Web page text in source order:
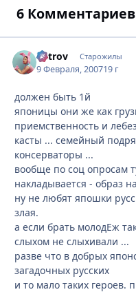
6 Комментариев
Vetrov Старожилы
9 Февраля, 200719 г
должен быть 1й
японицы они же как
приемственность и
касты ... семейный
консерваторы ...
вообще по соц опросам
накладывается - образ
ну не любят япошки
злая.
а если брать молодЕж
слыхом не слыхивали ...
разве что в добрых
загадочных русских
и то мало таких героев.